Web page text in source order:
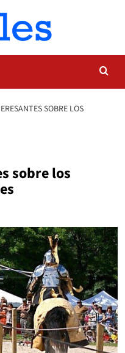
SOBRE LOS
sobre los